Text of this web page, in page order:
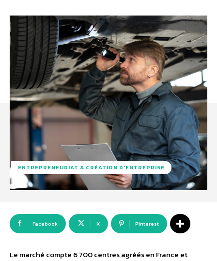
ENTREPRENEURIAT & CRÉATION D'ENTREPRISE
Facebook X Pinterest
Le marché compte 6 700 centres agréés en France et